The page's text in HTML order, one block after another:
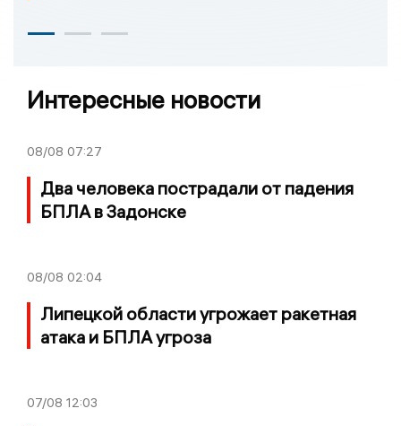
Интересные новости
08/08 07:27
Два человека пострадали от падения
БПЛА в Задонске
08/08 02:04
Липецкой области угрожает ракетная
атака и БПЛА угроза
07/08 12:03